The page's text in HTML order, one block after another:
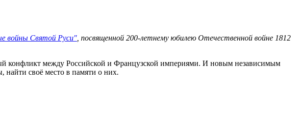
войны Святой Руси" , посвященной 200-летнему юбилею Отечественной войне 1812
конфликт между Российской и Французской империями. И новым независимым
найти своё место в памяти о них.